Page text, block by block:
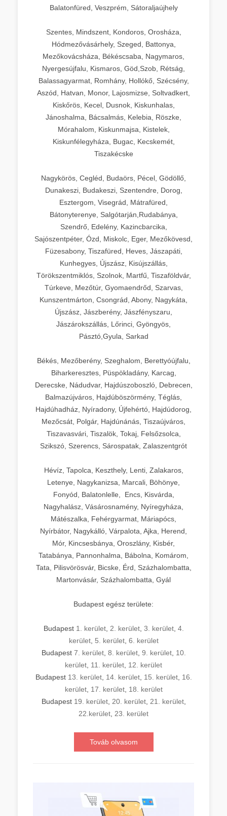
Balatonfüred, Veszprém, Sátoraljaújhely
Szentes, Mindszent, Kondoros, Orosháza,
Hódmezővásárhely, Szeged, Battonya,
Mezőkovácsháza, Békéscsaba, Nagymaros,
Nyergesújfalu, Kismaros, Göd,Szob, Rétság,
Balassagyarmat, Romhány, Hollókő, Szécsény,
Aszód, Hatvan, Monor, Lajosmizse, Soltvadkert,
Kiskőrös, Kecel, Dusnok, Kiskunhalas,
Jánoshalma, Bácsalmás, Kelebia, Röszke,
Mórahalom, Kiskunmajsa, Kistelek,
Kiskunfélegyháza, Bugac, Kecskemét,
Tiszakécske
Nagykörös, Cegléd, Budaörs, Pécel, Gödöllő,
Dunakeszi, Budakeszi, Szentendre, Dorog,
Esztergom, Visegrád, Mátrafüred,
Bátonyterenye, Salgótarján,Rudabánya,
Szendrő, Edelény, Kazincbarcika,
Sajószentpéter, Ózd, Miskolc, Eger, Mezőkövesd,
Füzesabony, Tiszafüred, Heves, Jászapáti,
Kunhegyes, Újszász, Kisújszállás,
Törökszentmiklós, Szolnok, Martfű, Tiszaföldvár,
Túrkeve, Mezőtúr, Gyomaendrőd, Szarvas,
Kunszentmárton, Csongrád, Abony, Nagykáta,
Újszász, Jászberény, Jászfényszaru,
Jászárokszállás, Lőrinci, Gyöngyös,
Pásztó,Gyula, Sarkad
Békés, Mezőberény, Szeghalom, Berettyóújfalu,
Biharkeresztes, Püspökladány, Karcag,
Derecske, Nádudvar, Hajdúszoboszló, Debrecen,
Balmazújváros, Hajdúböszörmény, Téglás,
Hajdúhadház, Nyíradony, Újfehértó, Hajdúdorog,
Mezőcsát, Polgár, Hajdúnánás, Tiszaújváros,
Tiszavasvári, Tiszalök, Tokaj, Felsőzsolca,
Szikszó, Szerencs, Sárospatak, Zalaszentgrót
Hévíz, Tapolca, Keszthely, Lenti, Zalakaros,
Letenye, Nagykanizsa, Marcali, Böhönye,
Fonyód, Balatonlelle, Encs, Kisvárda,
Nagyhalász, Vásárosnamény, Nyíregyháza,
Mátészalka, Fehérgyarmat, Máriapócs,
Nyírbátor, Nagykálló, Várpalota, Ajka, Herend,
Mór, Kincsesbánya, Oroszlány, Kisbér,
Tatabánya, Pannonhalma, Bábolna, Komárom,
Tata, Pilisvörösvár, Bicske, Érd, Százhalombatta,
Martonvásár, Százhalombatta, Gyál
Budapest egész területe:
Budapest 1. kerület, 2. kerület, 3. kerület, 4.
kerület, 5. kerület, 6. kerület
Budapest 7. kerület, 8. kerület, 9. kerület, 10.
kerület 11. kerület 12. kerület
Budapest 13. kerület, 14. kerület, 15. kerület, 16.
kerület, 17. kerület, 18. kerület
Budapest 19. kerület, 20. kerület, 21. kerület,
22.kerület 23. kerület
Továb olvasom